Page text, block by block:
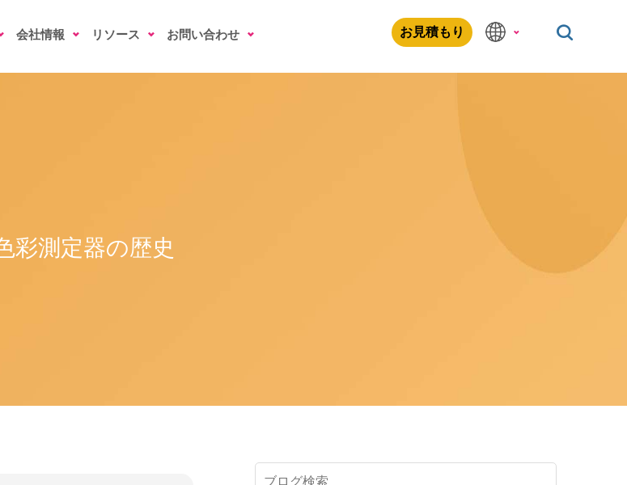
会社情報 リソース お問い合わせ お見積もり
彩測定器の歴史